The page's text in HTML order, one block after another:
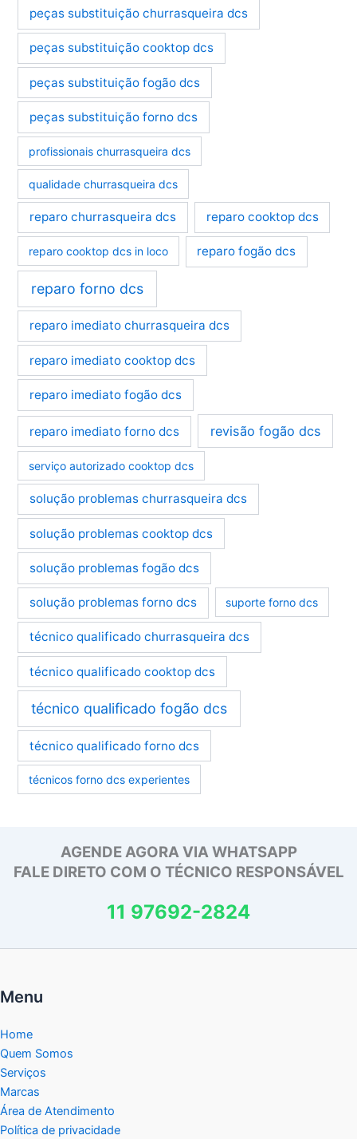
peças substituição churrasqueira dcs
peças substituição cooktop dcs
peças substituição fogão dcs
peças substituição forno dcs
profissionais churrasqueira dcs
qualidade churrasqueira dcs
reparo churrasqueira dcs reparo cooktop dcs
reparo cooktop dcs in loco reparo fogão dcs
reparo forno dcs
reparo imediato churrasqueira dcs
reparo imediato cooktop dcs
reparo imediato fogão dcs
reparo imediato forno dcs revisão fogão dcs
serviço autorizado cooktop dcs
solução problemas churrasqueira dcs
solução problemas cooktop dcs
solução problemas fogão dcs
solução problemas forno dcs suporte forno dcs
técnico qualificado churrasqueira dcs
técnico qualificado cooktop dcs
técnico qualificado fogão dcs
técnico qualificado forno dcs
técnicos forno dcs experientes
AGENDE AGORA VIA WHATSAPP
FALE DIRETO COM O TÉCNICO RESPONSÁVEL
11 97692-2824
Menu
Home
Quem Somos
Serviços
Marcas
Área de Atendimento
Política de privacidade